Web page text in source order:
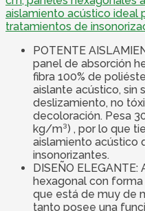
aislamiento acústico ideal
tratamientos de
POTENTE
panel de absorción
fibra 100% de
aislante acústico, sin
deslizamiento, no
decoloración. Pesa
kg/m³) , por lo que
aislamiento acústico
insonorizantes.
DISEÑO
hexagonal con
que está de muy de
tanto posee una